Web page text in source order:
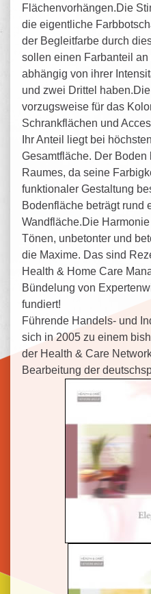
Flächenvorhängen.Die
die eigentliche
der Begleitfarbe durch
sollen einen Farbanteil
abhängig von ihrer
und zwei Drittel
vorzugsweise für das
Schrankflächen und
Ihr Anteil liegt bei
Gesamtfläche. Der
Raumes, da seine
funktionaler Gestaltung
Bodenfläche beträgt rund
Wandfläche.Die
Tönen, unbetonter und
die Maxime. Das sind
Health & Home Care
Bündelung von
fundiert!
Führende Handels- und
sich in 2005 zu einem
der Health & Care
Bearbeitung der